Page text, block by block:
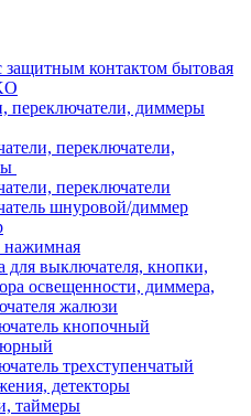
защитным контактом бытовая
переключатели, диммеры
переключатели,
переключатели
шнуровой/диммер
нажимная
выключателя, кнопки,
освещенности, диммера,
жалюзи
кнопочный
трехступенчатый
детекторы
таймеры